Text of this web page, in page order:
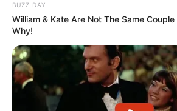
BUZZ DAY
William & Kate Are Not The Same
Why!